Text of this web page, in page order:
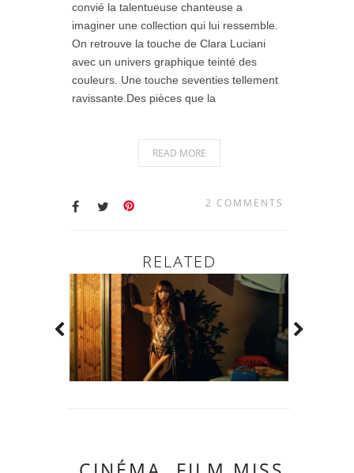
convié la talentueuse chanteuse a
imaginer une collection qui lui ressemble.
On retrouve la touche de Clara Luciani
avec un univers graphique teinté des
couleurs. Une touche seventies tellement
ravissante.Des pièces que la
READ MORE
2 COMMENTS
RELATED